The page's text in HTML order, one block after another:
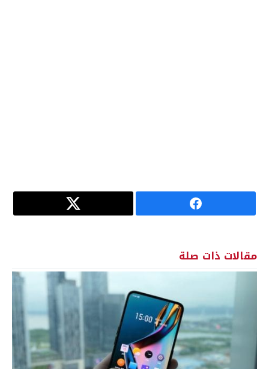
مقالات ذات صلة